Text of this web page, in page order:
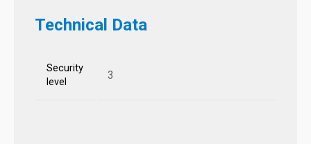
Technical Data
Security
level
3